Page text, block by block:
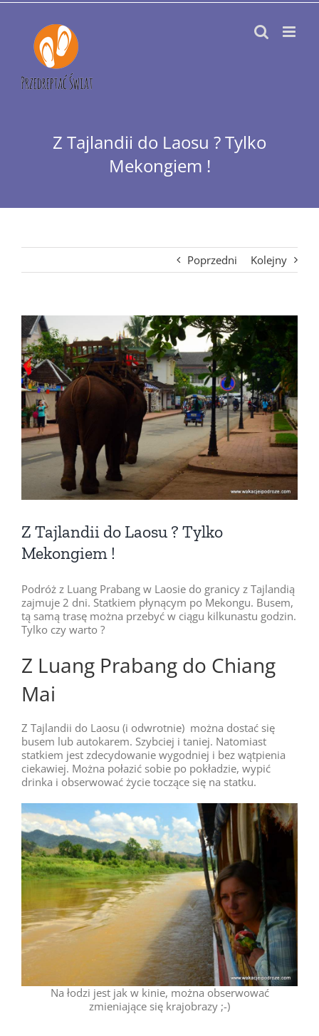
Przejdź
zawartości
Z Tajlandii do Laosu ? Tylko
Mekongiem !
Poprzedni Kolejny
Pokaż
większy
obrazek
Z Tajlandii do Laosu ? Tylko
Mekongiem !
Podróż z Luang Prabang w Laosie do granicy z Tajlandią
zajmuje 2 dni. Statkiem płynącym po Mekongu. Busem,
tą samą trasę można przebyć w ciągu kilkunastu godzin.
Tylko czy warto ?
Z Luang Prabang do Chiang
Mai
Z Tajlandii do Laosu (i odwrotnie) można dostać się
busem lub autokarem. Szybciej i taniej. Natomiast
statkiem jest zdecydowanie wygodniej i bez wątpienia
ciekawiej. Można połazić sobie po pokładzie, wypić
drinka i obserwować życie toczące się na statku.
Na łodzi jest jak w kinie, można obserwować
zmieniające się krajobrazy ;-)